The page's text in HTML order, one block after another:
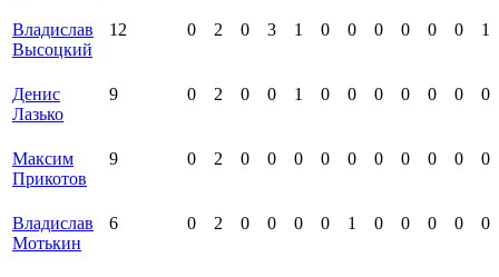
Владислав
Высоцкий
12 0 2 0 3 1 0 0 0 0 0 0 1
Денис
Лазько
9 0 2 0 0 1 0 0 0 0 0 0 0
Максим
Прикотов
9 0 2 0 0 0 0 0 0 0 0 0 0
Владислав
Мотькин
6 0 2 0 0 0 0 1 0 0 0 0 0